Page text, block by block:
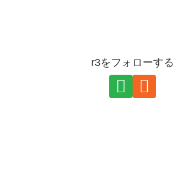
r3をフォローする